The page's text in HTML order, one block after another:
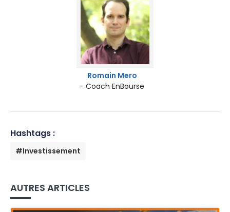
Romain Mero
- Coach EnBourse
Hashtags :
#Investissement
AUTRES ARTICLES